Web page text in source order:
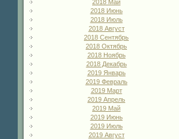
2018 Май
2018 Июнь
2018 Июль
2018 Август
2018 Сентябрь
2018 Октябрь
2018 Ноябрь
2018 Декабрь
2019 Январь
2019 Февраль
2019 Март
2019 Апрель
2019 Май
2019 Июнь
2019 Июль
2019 Август